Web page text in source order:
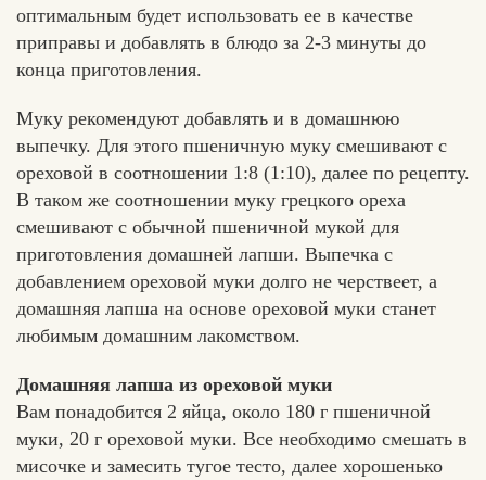
оптимальным будет использовать ее в качестве
приправы и добавлять в блюдо за 2-3 минуты до
конца приготовления.
Муку рекомендуют добавлять и в домашнюю
выпечку. Для этого пшеничную муку смешивают с
ореховой в соотношении 1:8 (1:10), далее по рецепту.
В таком же соотношении муку грецкого ореха
смешивают с обычной пшеничной мукой для
приготовления домашней лапши. Выпечка с
добавлением ореховой муки долго не черствеет, а
домашняя лапша на основе ореховой муки станет
любимым домашним лакомством.
Домашняя лапша из ореховой муки
Вам понадобится 2 яйца, около 180 г пшеничной
муки, 20 г ореховой муки. Все необходимо смешать в
мисочке и замесить тугое тесто, далее хорошенько